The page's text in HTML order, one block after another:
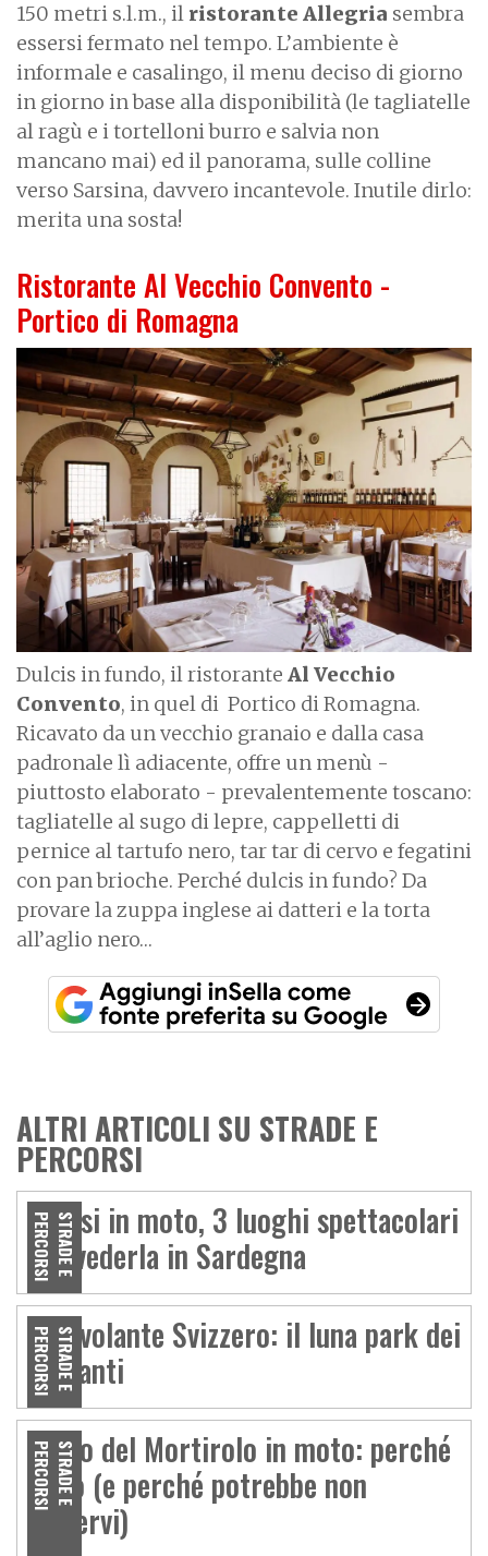
150 metri s.l.m., il ristorante Allegria sembra
essersi fermato nel tempo. L’ambiente è
informale e casalingo, il menu deciso di giorno
in giorno in base alla disponibilità (le tagliatelle
al ragù e i tortelloni burro e salvia non
mancano mai) ed il panorama, sulle colline
verso Sarsina, davvero incantevole. Inutile dirlo:
merita una sosta!
Ristorante Al Vecchio Convento -
Portico di Romagna
Dulcis in fundo, il ristorante Al Vecchio
Convento, in quel di Portico di Romagna.
Ricavato da un vecchio granaio e dalla casa
padronale lì adiacente, offre un menù -
piuttosto elaborato - prevalentemente toscano:
tagliatelle al sugo di lepre, cappelletti di
pernice al tartufo nero, tar tar di cervo e fegatini
con pan brioche. Perché dulcis in fundo? Da
provare la zuppa inglese ai datteri e la torta
all’aglio nero…
ALTRI ARTICOLI SU STRADE E
PERCORSI
S
T
R
A
D
E
E
P
E
R
C
O
R
S
I
Eclissi in moto, 3 luoghi spettacolari
per vederla in Sardegna
S
T
R
A
D
E
E
P
E
R
C
O
R
S
I
Ottovolante Svizzero: il luna park dei
tornanti
S
T
R
A
D
E
E
P
E
R
C
O
R
S
I
Passo del Mortirolo in moto: perché
farlo (e perché potrebbe non
piacervi)